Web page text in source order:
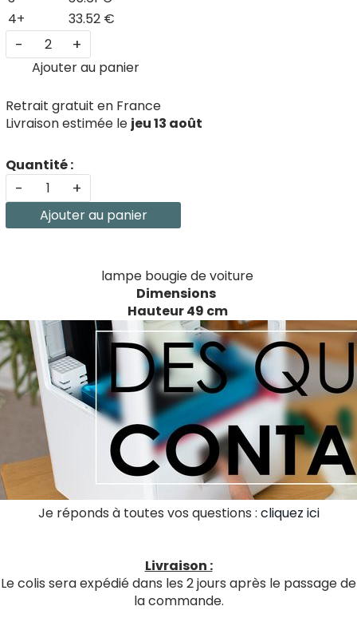
4+
33.52 €
- +
Ajouter au panier
Retrait gratuit en France
Livraison estimée le jeu 13 août
Quantité :
- +
Ajouter au panier
lampe bougie de voiture
Dimensions
Hauteur 49 cm
Je réponds à toutes vos questions : cliquez ici
Livraison :
Le colis sera expédié dans les 2 jours après le passage de
la commande.